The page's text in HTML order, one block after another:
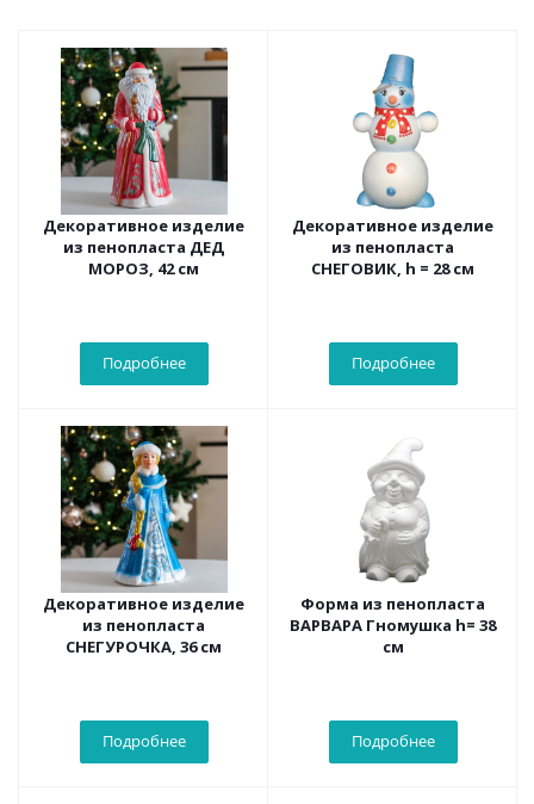
Декоративное изделие
из пенопласта ДЕД
МОРОЗ, 42 см
Подробнее
Декоративное изделие
из пенопласта
СНЕГОВИК, h = 28 см
Подробнее
Декоративное изделие
из пенопласта
СНЕГУРОЧКА, 36 см
Подробнее
Форма из пенопласта
ВАРВАРА Гномушка h= 38
см
Подробнее